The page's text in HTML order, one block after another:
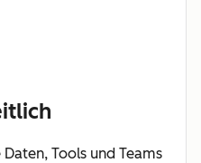
Tools und Teams